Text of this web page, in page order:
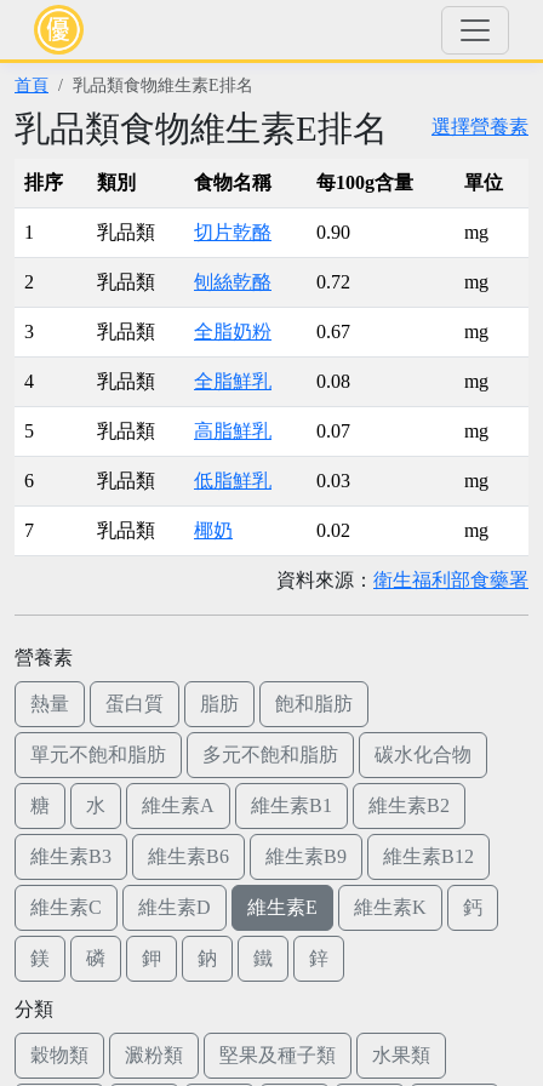
首頁 乳品類食物維生素E排名
選擇營養素
乳品類食物維生素E排名
排序 類別 食物名稱 每100g含量 單位
1 乳品類 切片乾酪 0.90 mg
2 乳品類 刨絲乾酪 0.72 mg
3 乳品類 全脂奶粉 0.67 mg
4 乳品類 全脂鮮乳 0.08 mg
5 乳品類 高脂鮮乳 0.07 mg
6 乳品類 低脂鮮乳 0.03 mg
7 乳品類 椰奶 0.02 mg
資料來源： 衛生福利部食藥署
營養素
熱量 蛋白質 脂肪 飽和脂肪
單元不飽和脂肪 多元不飽和脂肪 碳水化合物
糖 水 維生素A 維生素B1 維生素B2
維生素B3 維生素B6 維生素B9 維生素B12
維生素C 維生素D 維生素E 維生素K 鈣
鎂 磷 鉀 鈉 鐵 鋅
分類
穀物類 澱粉類 堅果及種子類 水果類